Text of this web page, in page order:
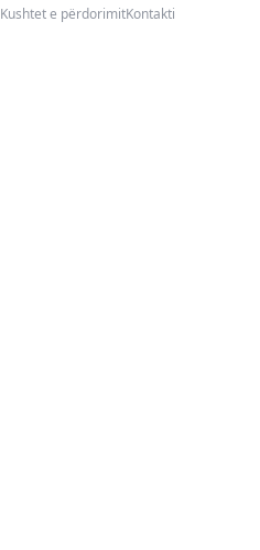
Kushtet e përdorimitKontakti